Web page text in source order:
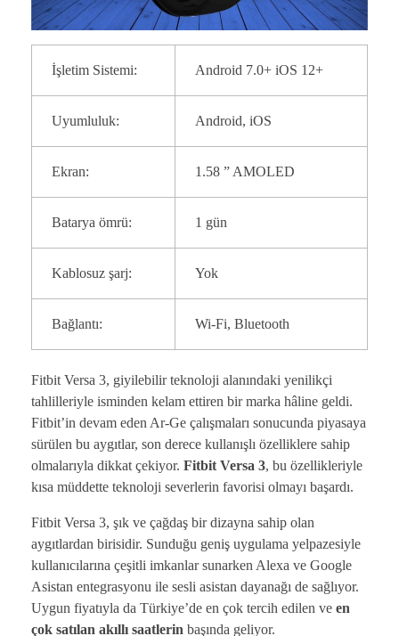
İşletim Sistemi: Android 7.0+ iOS 12+
Uyumluluk: Android, iOS
Ekran: 1.58 ” AMOLED
Batarya ömrü: 1 gün
Kablosuz şarj: Yok
Bağlantı: Wi-Fi, Bluetooth
Fitbit Versa 3, giyilebilir teknoloji alanındaki yenilikçi
tahlilleriyle isminden kelam ettiren bir marka hâline geldi.
Fitbit’in devam eden Ar-Ge çalışmaları sonucunda piyasaya
sürülen bu aygıtlar, son derece kullanışlı özelliklere sahip
olmalarıyla dikkat çekiyor. Fitbit Versa 3, bu özellikleriyle
kısa müddette teknoloji severlerin favorisi olmayı başardı.
Fitbit Versa 3, şık ve çağdaş bir dizayna sahip olan
aygıtlardan birisidir. Sunduğu geniş uygulama yelpazesiyle
kullanıcılarına çeşitli imkanlar sunarken Alexa ve Google
Asistan entegrasyonu ile sesli asistan dayanağı de sağlıyor.
Uygun fiyatıyla da Türkiye’de en çok tercih edilen ve en
çok satılan akıllı saatlerin başında geliyor.